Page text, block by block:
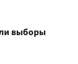
выборы